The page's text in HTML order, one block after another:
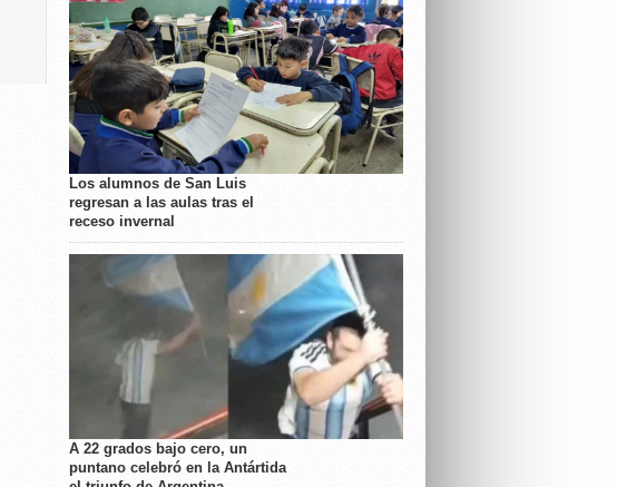
Los alumnos de San Luis
regresan a las aulas tras el
receso invernal
A 22 grados bajo cero, un
puntano celebró en la Antártida